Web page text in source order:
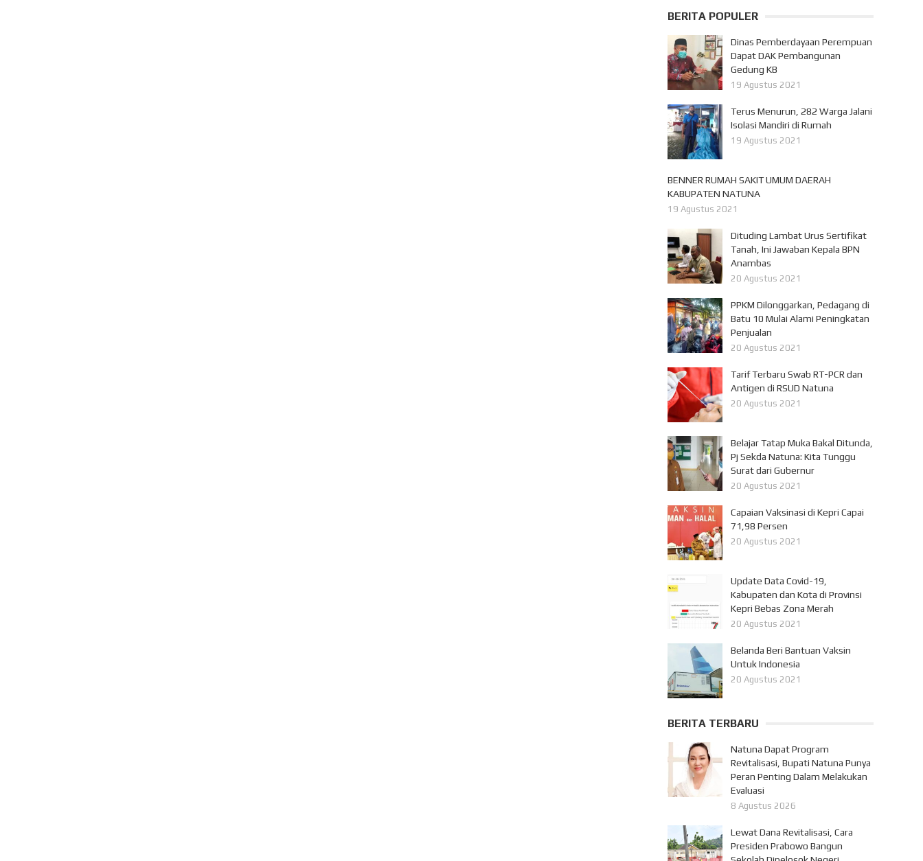
BERITA POPULER
Dinas Pemberdayaan Perempuan
Dapat DAK Pembangunan
Gedung KB
19 Agustus 2021
Terus Menurun, 282 Warga Jalani
Isolasi Mandiri di Rumah
19 Agustus 2021
BENNER RUMAH SAKIT UMUM DAERAH
KABUPATEN NATUNA
19 Agustus 2021
Dituding Lambat Urus Sertifikat
Tanah, Ini Jawaban Kepala BPN
Anambas
20 Agustus 2021
PPKM Dilonggarkan, Pedagang di
Batu 10 Mulai Alami Peningkatan
Penjualan
20 Agustus 2021
Tarif Terbaru Swab RT-PCR dan
Antigen di RSUD Natuna
20 Agustus 2021
Belajar Tatap Muka Bakal Ditunda,
Pj Sekda Natuna: Kita Tunggu
Surat dari Gubernur
20 Agustus 2021
Capaian Vaksinasi di Kepri Capai
71,98 Persen
20 Agustus 2021
Update Data Covid-19,
Kabupaten dan Kota di Provinsi
Kepri Bebas Zona Merah
20 Agustus 2021
Belanda Beri Bantuan Vaksin
Untuk Indonesia
20 Agustus 2021
BERITA TERBARU
Natuna Dapat Program
Revitalisasi, Bupati Natuna Punya
Peran Penting Dalam Melakukan
Evaluasi
8 Agustus 2026
Lewat Dana Revitalisasi, Cara
Presiden Prabowo Bangun